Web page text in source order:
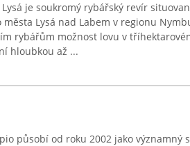
Lysá je soukromý rybářský revír
města Lysá nad Labem v regionu
rybářům možnost lovu v
hloubkou až ...
působí od roku 2002 jako významný